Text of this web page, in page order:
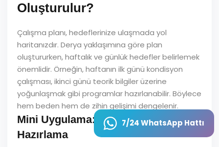
7/24 WhatsApp Hattı
Oluşturulur?
Çalışma planı, hedeflerinize ulaşmada yol
haritanızdır. Derya yaklaşımına göre plan
oluştururken, haftalık ve günlük hedefler belirlemek
önemlidir. Örneğin, haftanın ilk günü kondisyon
çalışması, ikinci günü teorik bilgiler üzerine
yoğunlaşmak gibi programlar hazırlanabilir. Böylece
hem beden hem de zihin gelişimi dengelenir.
Mini Uygulama: Haftalık Plan
Hazırlama